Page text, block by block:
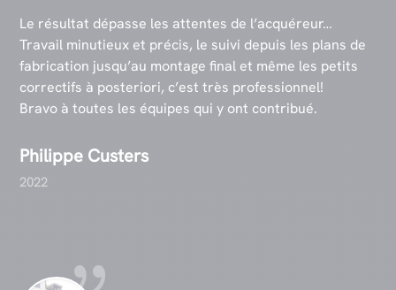
Le résultat dépasse les attentes de l’acquéreur…
Travail minutieux et précis, le suivi depuis les plans de
fabrication jusqu’au montage final et même les petits
correctifs à posteriori, c’est très professionnel!
Bravo à toutes les équipes qui y ont contribué.
Philippe Custers
2022